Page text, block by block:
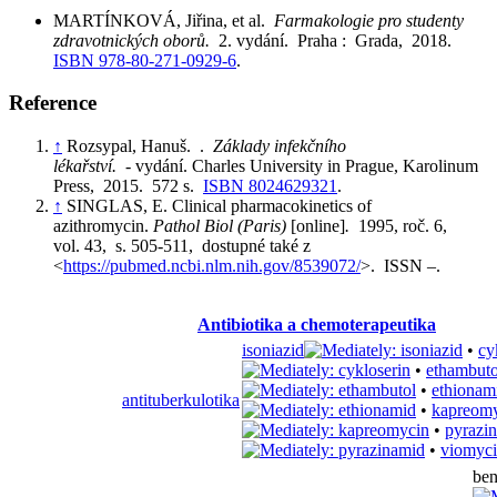
MARTÍNKOVÁ, Jiřina, et al. Farmakologie pro studenty
zdravotnických oborů. 2. vydání. Praha : Grada, 2018.
ISBN 978-80-271-0929-6.
Reference
↑ Rozsypal, Hanuš. . Základy infekčního
lékařství. - vydání. Charles University in Prague, Karolinum
Press, 2015. 572 s. ISBN 8024629321 .
↑ SINGLAS, E. Clinical pharmacokinetics of
azithromycin. Pathol Biol (Paris) [online]. 1995, roč. 6,
vol. 43, s. 505-511, dostupné také z
<https://pubmed.ncbi.nlm.nih.gov/8539072/>. ISSN –.
Antibiotika a chemoterapeutika
antituberkulotika
isoniazid •
•
•
•
•
•